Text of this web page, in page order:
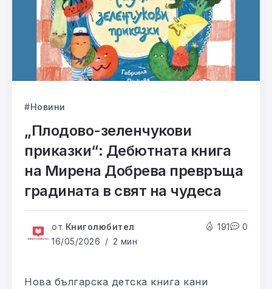
Новини
„Плодово-зеленчукови
приказки“: Дебютната книга
на Мирена Добрева превръща
градината в свят на чудеса
от Книголюбител
16/05/2026
2 мин
191 0
Нова българска детска книга кани